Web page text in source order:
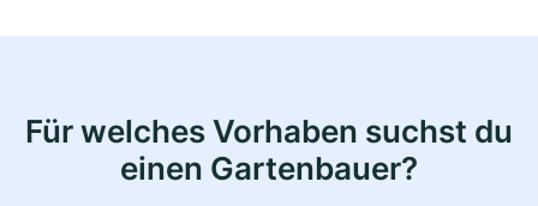
Für welches Vorhaben suchst du
einen Gartenbauer?